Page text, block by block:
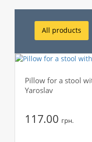
All products
Pillow for a stool
Yaroslav
117.00 грн.